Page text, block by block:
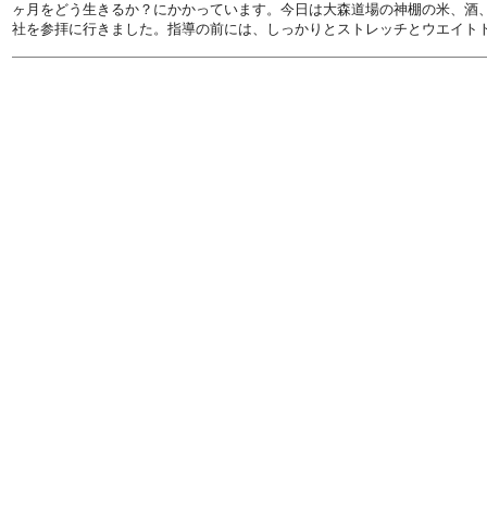
ヶ月をどう生きるか？にかかっています。今日は大森道場の神棚の米、
社を参拝に行きました。指導の前には、しっかりとストレッチとウエイ